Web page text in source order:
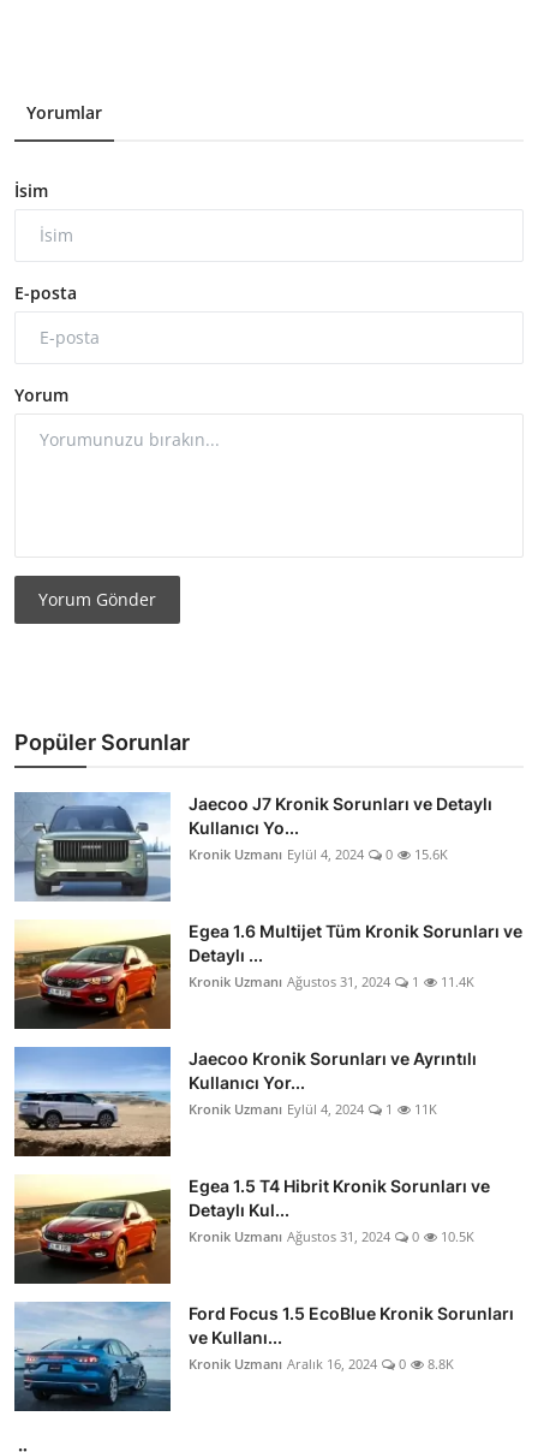
Yorumlar
İsim
E-posta
Yorum
Yorum Gönder
Popüler Sorunlar
Jaecoo J7 Kronik Sorunları ve Detaylı
Kullanıcı Yo...
Kronik Uzmanı Eylül 4, 2024 0 15.6K
Egea 1.6 Multijet Tüm Kronik Sorunları ve
Detaylı ...
Kronik Uzmanı Ağustos 31, 2024 1 11.4K
Jaecoo Kronik Sorunları ve Ayrıntılı
Kullanıcı Yor...
Kronik Uzmanı Eylül 4, 2024 1 11K
Egea 1.5 T4 Hibrit Kronik Sorunları ve
Detaylı Kul...
Kronik Uzmanı Ağustos 31, 2024 0 10.5K
Ford Focus 1.5 EcoBlue Kronik Sorunları
ve Kullanı...
Kronik Uzmanı Aralık 16, 2024 0 8.8K